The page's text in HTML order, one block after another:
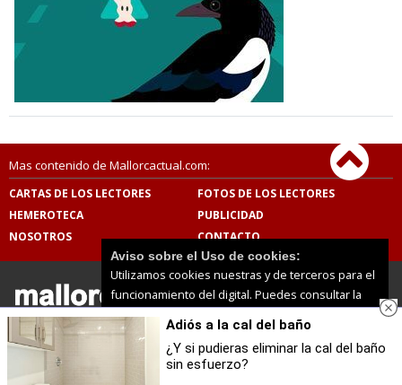
Mas contenido de Mallorcactual.com:
CARTAS DE LOS LECTORES
FOTOS DE LOS LECTORES
HEMEROTECA
PUBLICIDAD
NOSOTROS
CONTACTO
Mallorcactual.com | Términos de uso
datos
© 2026 | Todos los derechos reservados
Adiós a la cal del baño
¿Y si pudieras eliminar la cal del baño
sin esfuerzo?
Aviso sobre el Uso de cookies:
Utilizamos cookies nuestras y de terceros para el
funcionamiento del digital. Puedes consultar la
lista de cookies y como desconectarlas.
nuestra Política de Privacidad y Cookies
Aceptar Cookies